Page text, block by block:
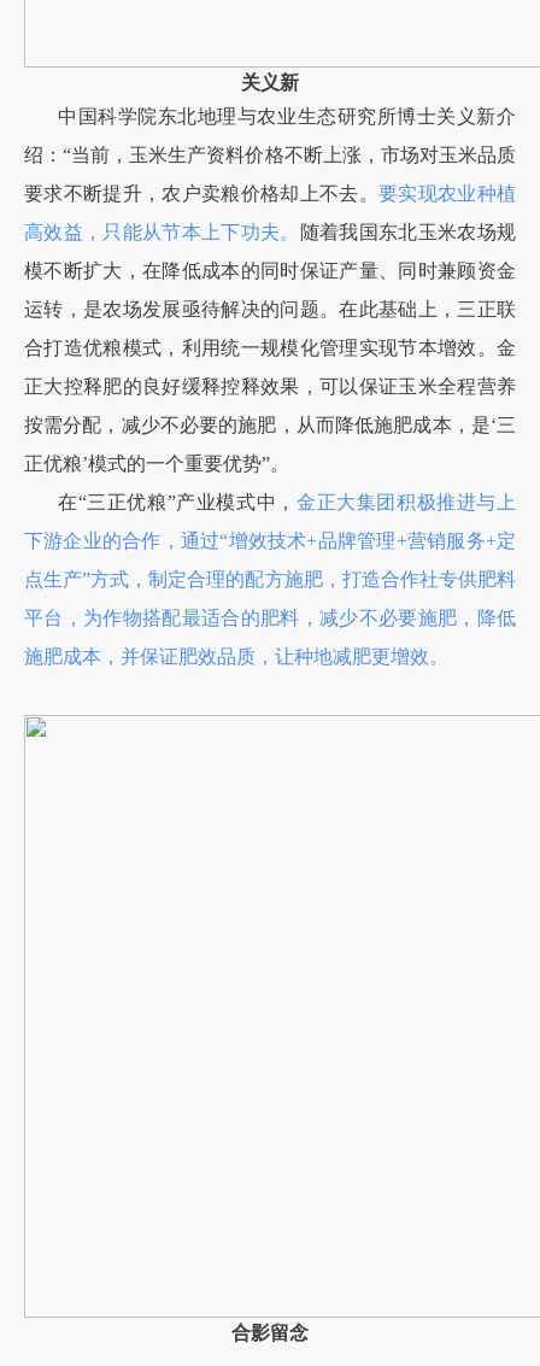
关义新
中国科学院东北地理与农业生态研究所博士关义新介
绍：“当前，玉米生产资料价格不断上涨，市场对玉米品质
要求不断提升，农户卖粮价格却上不去。 要实现农业种植
高效益，只能从节本上下功夫。
随着我国东北玉米农场规
模不断扩大，在降低成本的同时保证产量、同时兼顾资金
运转，是农场发展亟待解决的问题。在此基础上，三正联
合打造优粮模式，利用统一规模化管理实现节本增效。金
正大控释肥的良好缓释控释效果，可以保证玉米全程营养
按需分配，减少不必要的施肥，从而降低施肥成本，是‘三
正优粮’模式的一个重要优势”。
在“三正优粮”产业模式中， 金正大集团积极推进与上
下游企业的合作，通过“增效技术+品牌管理+营销服务+定
点生产”方式，制定合理的配方施肥，打造合作社专供肥料
平台，为作物搭配最适合的肥料，减少不必要施肥，降低
施肥成本，并保证肥效品质，让种地减肥更增效。
合影留念